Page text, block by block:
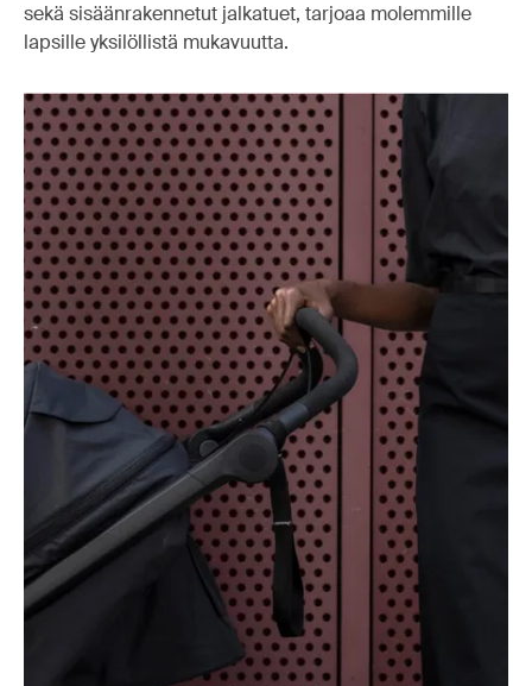
sekä sisäänrakennetut jalkatuet, tarjoaa molemmille
lapsille yksilöllistä mukavuutta.